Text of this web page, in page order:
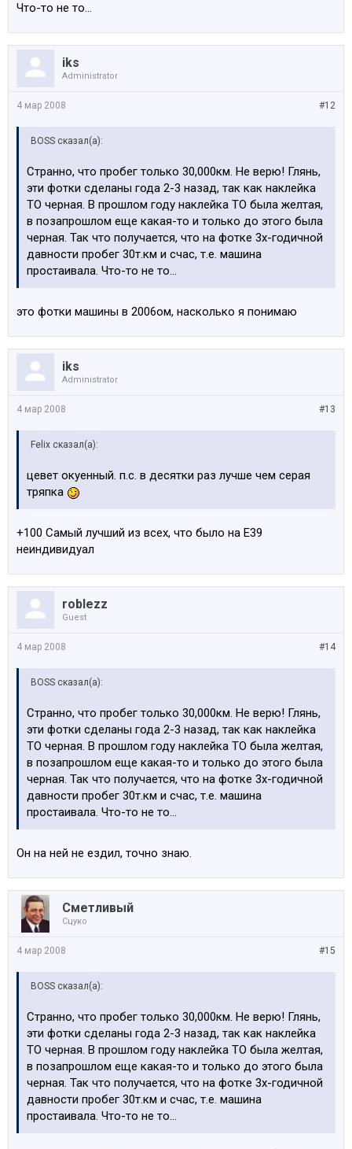
Что-то не то...
iks
Administrator
#12
4 мар 2008
BOSS сказал(а):
Странно, что пробег только 30,000км. Не верю! Глянь,
эти фотки сделаны года 2-3 назад, так как наклейка
ТО черная. В прошлом году наклейка ТО была желтая,
в позапрошлом еще какая-то и только до этого была
черная. Так что получается, что на фотке 3х-годичной
давности пробег 30т.км и счас, т.е. машина
простаивала. Что-то не то...
это фотки машины в 2006ом, насколько я понимаю
iks
Administrator
#13
4 мар 2008
Felix сказал(а):
цевет окуенный. п.с. в десятки раз лучше чем серая
тряпка
+100 Самый лучший из всех, что было на Е39
неиндивидуал
roblezz
Guest
#14
4 мар 2008
BOSS сказал(а):
Странно, что пробег только 30,000км. Не верю! Глянь,
эти фотки сделаны года 2-3 назад, так как наклейка
ТО черная. В прошлом году наклейка ТО была желтая,
в позапрошлом еще какая-то и только до этого была
черная. Так что получается, что на фотке 3х-годичной
давности пробег 30т.км и счас, т.е. машина
простаивала. Что-то не то...
Он на ней не ездил, точно знаю.
Сметливый
Сцуко
#15
4 мар 2008
BOSS сказал(а):
Странно, что пробег только 30,000км. Не верю! Глянь,
эти фотки сделаны года 2-3 назад, так как наклейка
ТО черная. В прошлом году наклейка ТО была желтая,
в позапрошлом еще какая-то и только до этого была
черная. Так что получается, что на фотке 3х-годичной
давности пробег 30т.км и счас, т.е. машина
простаивала. Что-то не то...